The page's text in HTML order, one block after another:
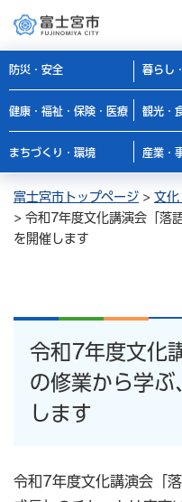
防災・安全 暮らし
健康・福祉・保険・医療 観光・
まちづくり・環境 産業・
富士宮市トップページ > 文化
> 令和7年度文化講演会「落
を開催します
令和7年度文化
の修業から学ぶ
します
令和7年度文化講演会「